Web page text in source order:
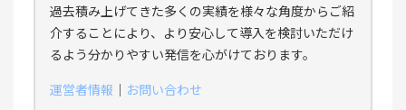
過去積み上げてきた多くの実績を様々な角度からご紹
介することにより、より安心して導入を検討いただけ
るよう分かりやすい発信を心がけております。
運営者情報 ｜ お問い合わせ